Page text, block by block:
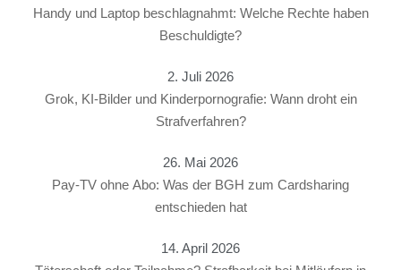
Handy und Laptop beschlagnahmt: Welche Rechte haben
Beschuldigte?
2. Juli 2026
Grok, KI-Bilder und Kinderpornografie: Wann droht ein
Strafverfahren?
26. Mai 2026
Pay-TV ohne Abo: Was der BGH zum Cardsharing
entschieden hat
14. April 2026